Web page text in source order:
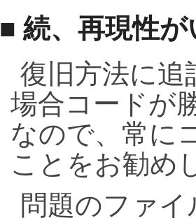
■ 続、再現性
復旧方法に追
場合コードが
なので、常に
ことをお勧め
問題のファイ